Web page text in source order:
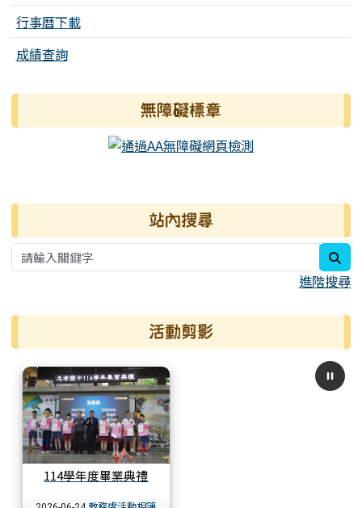
行事曆下載
成績查詢
無障礙標章
右邊區域內容 站內搜尋
進階搜尋
活動剪影
114學年度畢業典禮